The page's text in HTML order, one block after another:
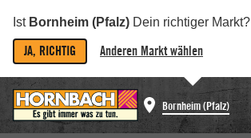
Ist Bornheim (Pfalz) Dein richtiger Markt?
JA, RICHTIG Anderen Markt wählen
Bornheim (Pfalz)